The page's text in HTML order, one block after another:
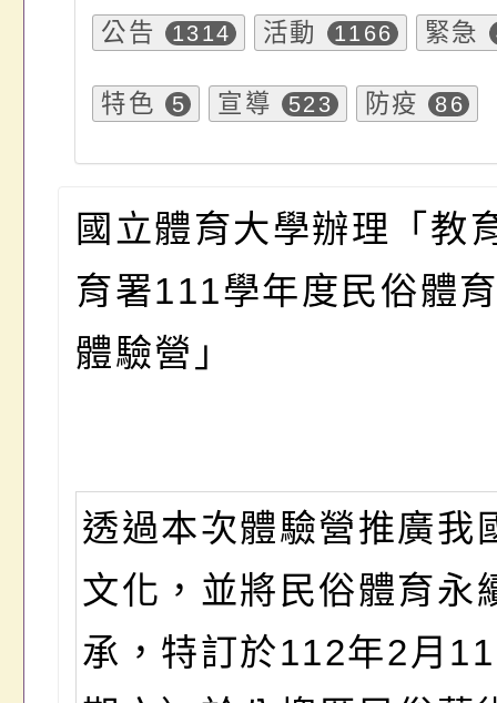
公告 1314 活動 1166 緊急
特色 5 宣導 523 防疫 86
國立體育大學辦理「教
育署111學年度民俗體
體驗營」
透過本次體驗營推廣我
文化，並將民俗體育永
承，特訂於112年2月